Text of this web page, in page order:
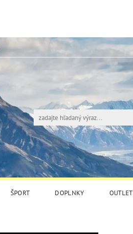
ŠPORT DOPLNKY OUTLET